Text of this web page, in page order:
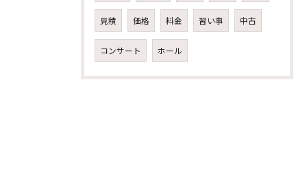
見積 価格 料金 習い事 中古
コンサート ホール